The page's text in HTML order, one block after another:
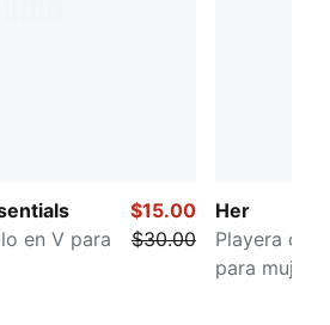
en V para
$15.00
$30.00
Her
Playera con
para mujer